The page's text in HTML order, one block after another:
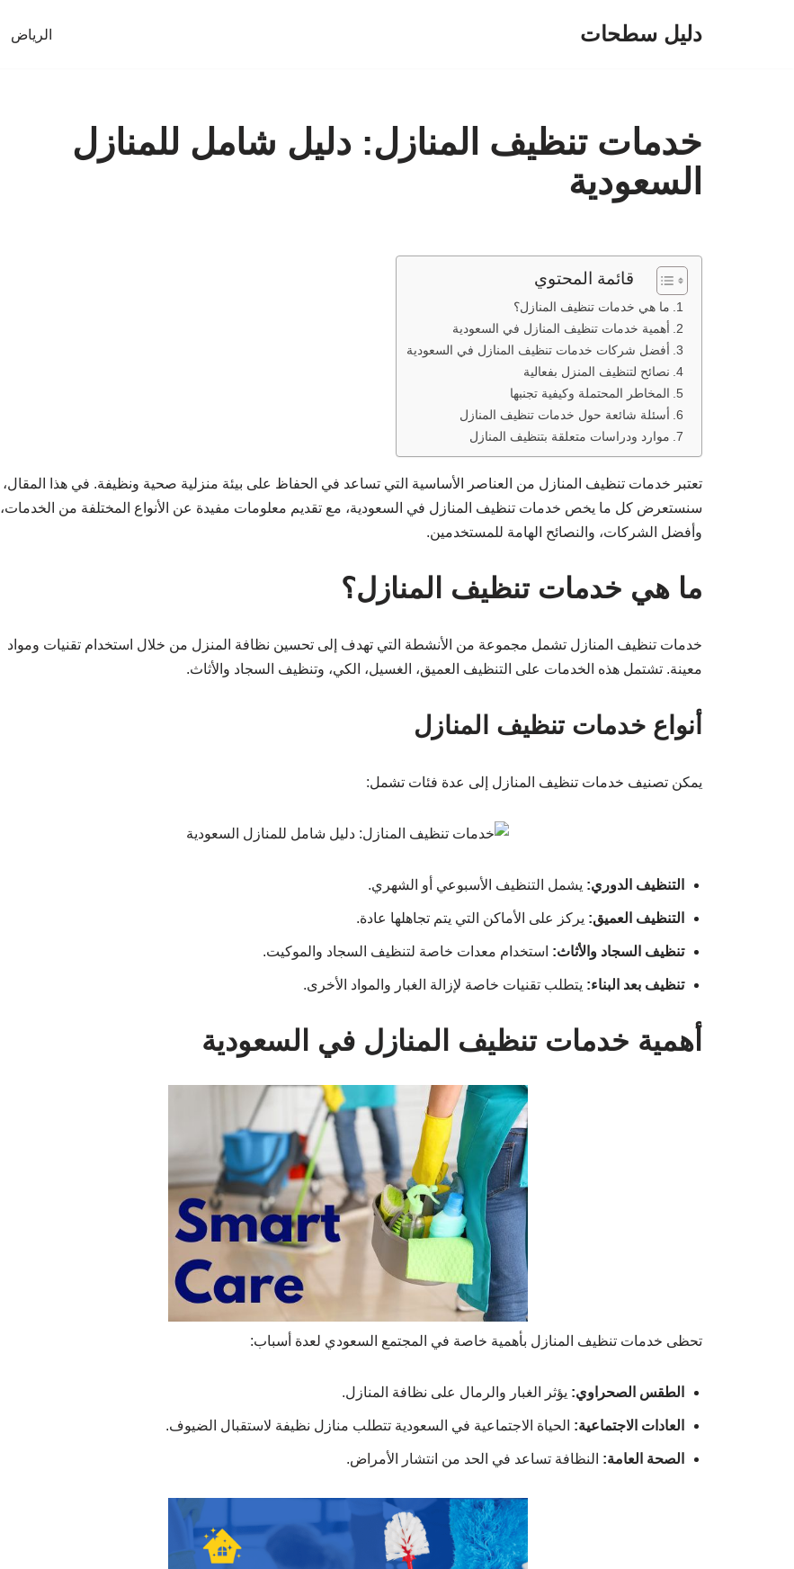
دليل سطحات الرياض
خدمات تنظيف المنازل: دليل شامل للمنازل
السعودية
قائمة المحتوي
ما هي خدمات تنظيف المنازل؟
أهمية خدمات تنظيف المنازل في السعودية
أفضل شركات خدمات تنظيف المنازل في السعودية
نصائح لتنظيف المنزل بفعالية
المخاطر المحتملة وكيفية تجنبها
أسئلة شائعة حول خدمات تنظيف المنازل
موارد ودراسات متعلقة بتنظيف المنازل
تعتبر خدمات تنظيف المنازل من العناصر الأساسية التي تساعد في الحفاظ على بيئة منزلية صحية ونظيفة. في هذا المقال،
سنستعرض كل ما يخص خدمات تنظيف المنازل في السعودية، مع تقديم معلومات مفيدة عن الأنواع المختلفة من الخدمات،
وأفضل الشركات، والنصائح الهامة للمستخدمين.
ما هي خدمات تنظيف المنازل؟
خدمات تنظيف المنازل تشمل مجموعة من الأنشطة التي تهدف إلى تحسين نظافة المنزل من خلال استخدام تقنيات ومواد
معينة. تشتمل هذه الخدمات على التنظيف العميق، الغسيل، الكي، وتنظيف السجاد والأثاث.
أنواع خدمات تنظيف المنازل
يمكن تصنيف خدمات تنظيف المنازل إلى عدة فئات تشمل:
التنظيف الدوري: يشمل التنظيف الأسبوعي أو الشهري.
التنظيف العميق: يركز على الأماكن التي يتم تجاهلها عادة.
تنظيف السجاد والأثاث: استخدام معدات خاصة لتنظيف السجاد والموكيت.
تنظيف بعد البناء: يتطلب تقنيات خاصة لإزالة الغبار والمواد الأخرى.
أهمية خدمات تنظيف المنازل في السعودية
تحظى خدمات تنظيف المنازل بأهمية خاصة في المجتمع السعودي لعدة أسباب:
الطقس الصحراوي: يؤثر الغبار والرمال على نظافة المنازل.
العادات الاجتماعية: الحياة الاجتماعية في السعودية تتطلب منازل نظيفة لاستقبال الضيوف.
الصحة العامة: النظافة تساعد في الحد من انتشار الأمراض.